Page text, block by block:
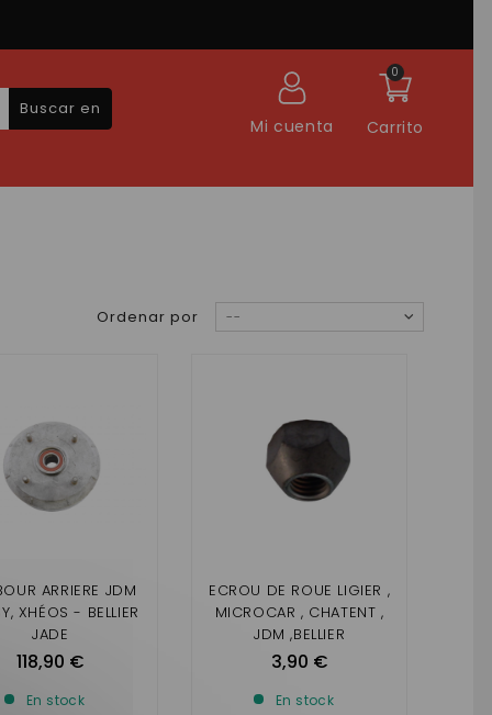
Carrito
0
Mi cuenta
Buscar en
Ordenar por
--
ARRIERE JDM
XHÉOS - BELLIER
JADE
118,90 €
En stock
ECROU DE ROUE LIGIER ,
MICROCAR , CHATENT ,
JDM ,BELLIER
3,90 €
En stock